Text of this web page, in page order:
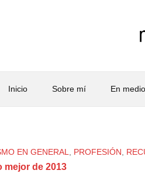
Inicio Sobre mí En
EN GENERAL PROFESIÓN
mejor de 2013